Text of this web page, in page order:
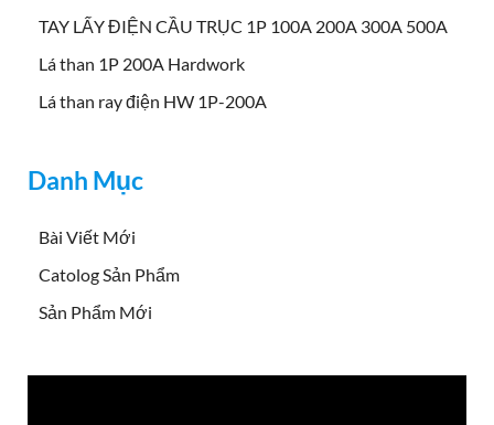
TAY LẤY ĐIỆN CẦU TRỤC 1P 100A 200A 300A 500A
Lá than 1P 200A Hardwork
Lá than ray điện HW 1P-200A
Danh Mục
Bài Viết Mới
Catolog Sản Phẩm
Sản Phẩm Mới